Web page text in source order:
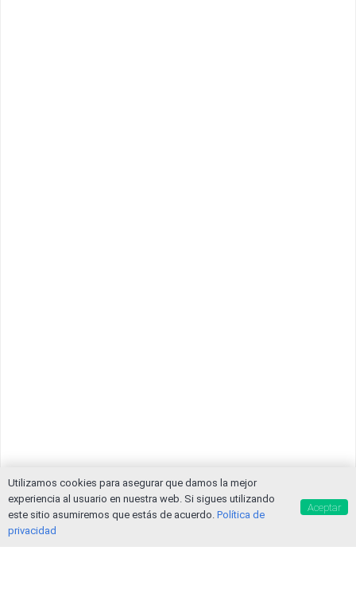
Utilizamos cookies para asegurar que damos la mejor
experiencia al usuario en nuestra web. Si sigues utilizando
este sitio asumiremos que estás de acuerdo. Política de
privacidad
Aceptar